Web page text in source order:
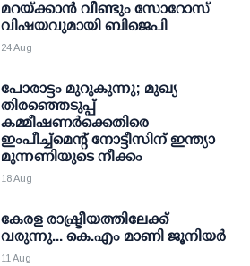
മറയ്ക്കാന്‍ വീണ്ടും സോറോസ്
വിഷയവുമായി ബിജെപി
24 Aug
പോരാട്ടം മുറുകുന്നു; മുഖ്യ
തിരഞ്ഞെടുപ്പ്
കമ്മീഷണര്‍ക്കെതിരെ
ഇംപീച്ച്‌മെന്റ് നോട്ടീസിന് ഇന്ത്യാ
മുന്നണിയുടെ നീക്കം
18 Aug
കേരള രാഷ്ട്രീയത്തിലേക്ക്
വരുന്നു... കെ.എം മാണി ജൂനിയര്‍
11 Aug